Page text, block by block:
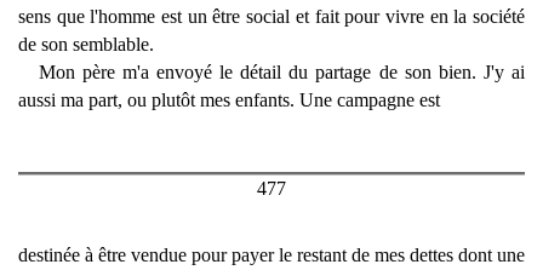
sens que l'homme est un être social et fait pour vivre en la société
de son semblable.
Mon père m'a envoyé le détail du partage de son bien. J'y ai
aussi ma part, ou plutôt mes enfants. Une campagne est
477
destinée à être vendue pour payer le restant de mes dettes dont une